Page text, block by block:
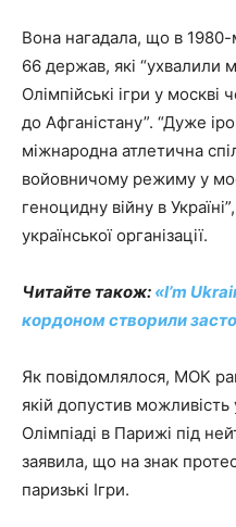
Вона нагадала, що в
66 держав, які “ухвалили
Олімпійські ігри у
до Афганістану”. “Дуже
міжнародна атлетична
войовничому режиму у
геноцидну війну в
української організації.
Читайте також: «I’m
кордоном створили
Як повідомлялося, МОК
якій допустив можливість
Олімпіаді в Парижі під
заявила, що на знак
паризькі Ігри.